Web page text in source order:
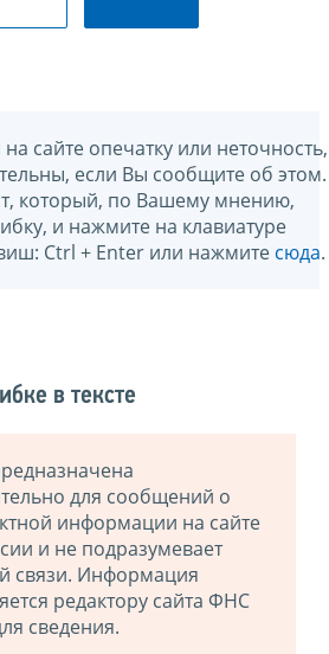
сайте опечатку или неточность,
если Вы сообщите об этом.
который, по Вашему мнению,
и нажмите на клавиатуре
Ctrl + Enter или нажмите сюда.
в тексте
для сообщений о
информации на сайте
и не подразумевает
связи. Информация
редактору сайта ФНС
сведения.